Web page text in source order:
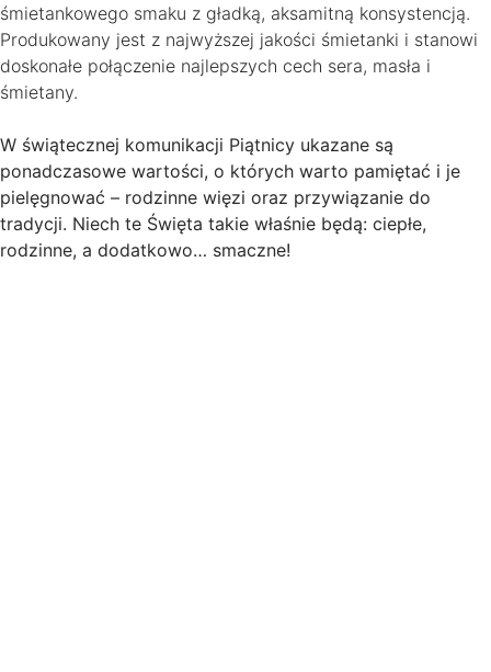
śmietankowego smaku z gładką, aksamitną konsystencją.
Produkowany jest z najwyższej jakości śmietanki i stanowi
doskonałe połączenie najlepszych cech sera, masła i
śmietany.
W świątecznej komunikacji Piątnicy ukazane są
ponadczasowe wartości, o których warto pamiętać i je
pielęgnować – rodzinne więzi oraz przywiązanie do
tradycji. Niech te Święta takie właśnie będą: ciepłe,
rodzinne, a dodatkowo… smaczne!